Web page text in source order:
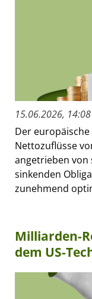
15.06.2026,
Der europäische
Nettozuflüsse
angetrieben von
sinkenden
zunehmend
Milliarden-
dem US-